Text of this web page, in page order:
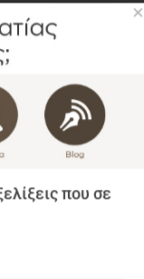
Ποιο
×
που σε